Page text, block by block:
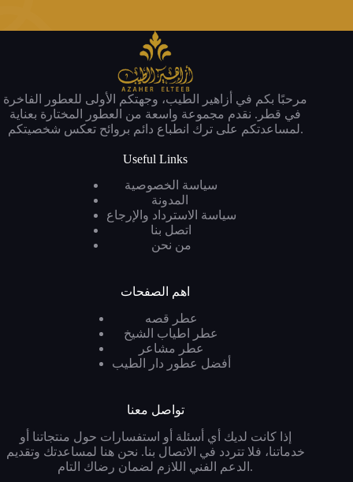
مرحبًا بكم في أزاهير الطيب، وجهتكم الأولى للعطور الفاخرة
في قطر. نقدم مجموعة واسعة من العطور المختارة بعناية
لمساعدتكم على ترك انطباع دائم بروائح تعكس شخصيتكم.
Useful Links
سياسة الخصوصية
سياسة الاسترداد والإرجاع
اتصل بنا
من نحن
اهم الصفحات
عطر قصه
عطر اطياب الشيخ
عطر مشاعر
أفضل عطور دار الطيب
تواصل معنا
إذا كانت لديك أي أسئلة أو استفسارات حول منتجاتنا أو
خدماتنا، فلا تتردد في الاتصال بنا. نحن هنا لمساعدتك وتقديم
الدعم الفني اللازم لضمان رضاك التام.